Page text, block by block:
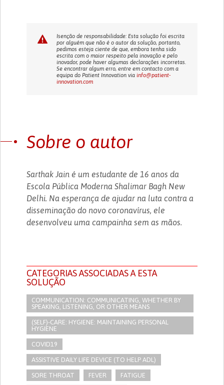
Isenção de responsabilidade: Esta solução foi escrita
por alguém que não é o autor da solução, portanto,
pedimos esteja ciente de que, embora tenha sido
escrita com o maior respeito pela inovação e pelo
inovador, pode haver algumas declarações incorretas.
Se encontrar algum erro, entre em contacto com a
equipa do Patient Innovation viainfo@patient-
innovation.com
Sobre o autor
Sarthak Jain é um estudante de 16 anos da
Escola Pública Moderna Shalimar Bagh New
Delhi. Na esperança de ajudar na luta contra a
disseminação do novo coronavírus, ele
desenvolveu uma campainha sem as mãos.
CATEGORIAS ASSOCIADAS A ESTA
SOLUÇÃO
COMMUNICATION: COMMUNICATING, WHETHER BY
SPEAKING, LISTENING, OR OTHER MEANS
(SELF)-CARE: HYGIENE: MAINTAINING PERSONAL
HYGIENE
COVID19
ASSISTIVE DAILY LIFE DEVICE (TO HELP ADL)
SORE THROAT FEVER FATIGUE